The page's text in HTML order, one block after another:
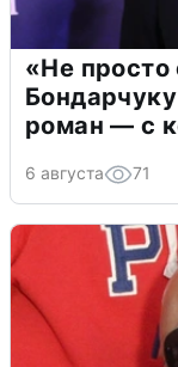
«Не
роман — с
6 августа 71